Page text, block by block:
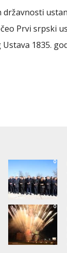
državnosti
Prvi srpski
1835.
0
0